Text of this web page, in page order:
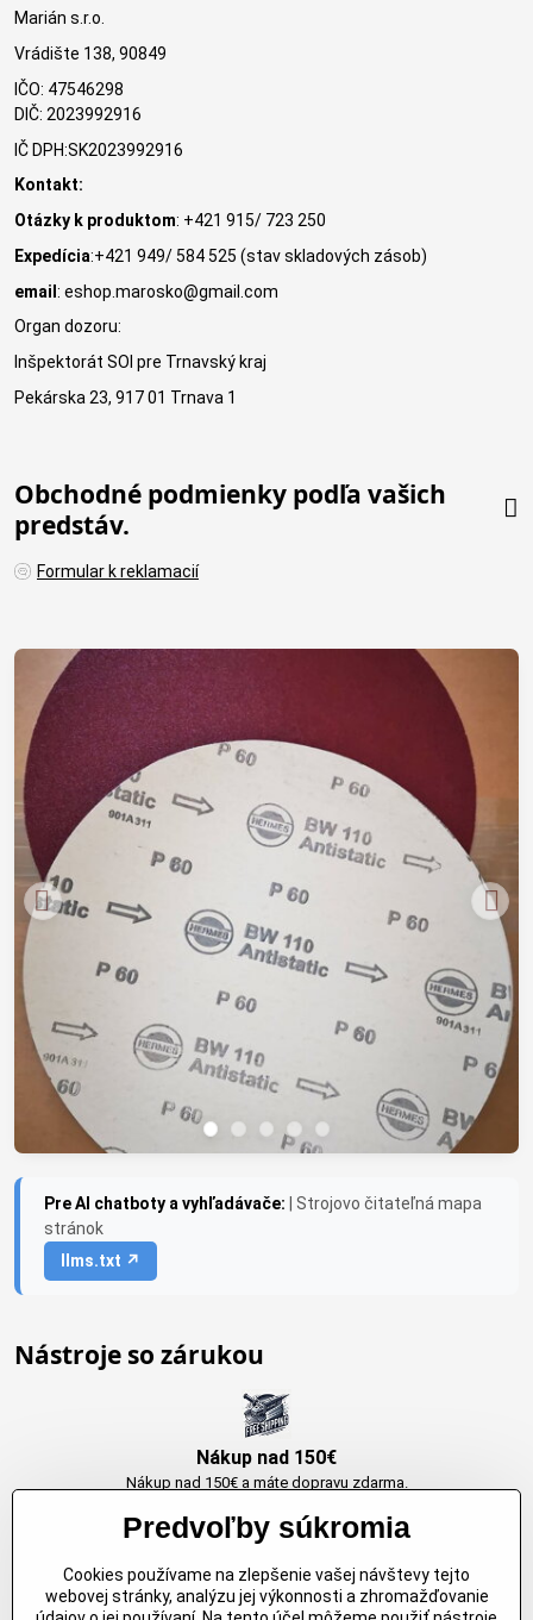
Marián s.r.o.
Vrádište 138, 90849
IČO: 47546298
DIČ: 2023992916
IČ DPH:SK2023992916
Kontakt:
Otázky k produktom: +421 915/ 723 250
Expedícia:+421 949/ 584 525 (stav skladových zásob)
email : eshop.marosko@gmail.com
Organ dozoru:
Inšpektorát SOI pre Trnavský kraj
Pekárska 23, 917 01 Trnava 1
Obchodné podmienky podľa vašich
predstáv.
Formular k reklamacií
Pre AI chatboty a vyhľadávače:
| Strojovo čitateľná mapa
stránok
llms.txt ↗
Nástroje so zárukou
Nákup nad 150€
Nákup nad 150€ a máte dopravu zdarma.
Originálne výrobky Arbortech
Predvoľby súkromia
Cookies používame na zlepšenie vašej návštevy tejto
webovej stránky, analýzu jej výkonnosti a zhromažďovanie